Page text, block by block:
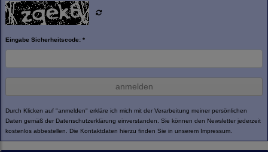
Eingabe Sicherheitscode: *
anmelden
Durch Klicken auf "anmelden" erkläre ich mich mit der Verarbeitung meiner persönlichen
Daten gemäß der Datenschutzerklärung einverstanden. Sie können den Newsletter jederzeit
kostenlos abbestellen. Die Kontaktdaten hierzu finden Sie in unserem Impressum.